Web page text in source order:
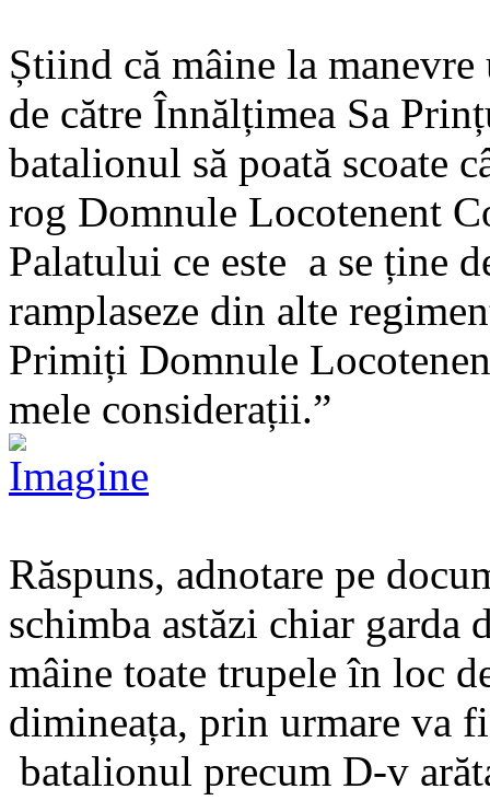
Știind că mâine la
de către Înnălțimea Sa
batalionul să poată scoate
rog Domnule Locotenent
Palatului ce este a se ține
ramplaseze din alte
Primiți Domnule
mele considerații.”
Răspuns, adnotare pe
schimba astăzi chiar garda
mâine toate trupele în loc
dimineața, prin urmare va
batalionul precum D-v